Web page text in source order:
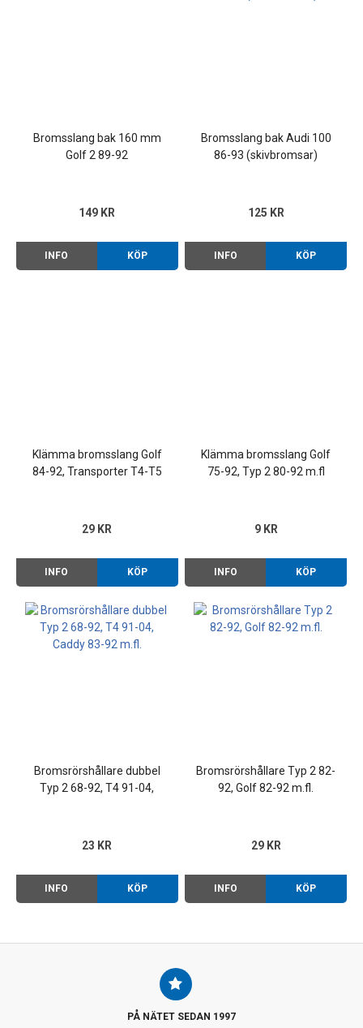
Bromsslang bak 160 mm
Golf 2 89-92
149 KR
INFO KÖP
Bromsslang bak Audi 100
86-93 (skivbromsar)
125 KR
INFO KÖP
Klämma bromsslang Golf
84-92, Transporter T4-T5
29 KR
INFO KÖP
Klämma bromsslang Golf
75-92, Typ 2 80-92 m.fl
9 KR
INFO KÖP
Bromsrörshållare dubbel
Typ 2 68-92, T4 91-04,
23 KR
INFO KÖP
Bromsrörshållare Typ 2 82-
92, Golf 82-92 m.fl.
29 KR
INFO KÖP
PÅ NÄTET SEDAN 1997